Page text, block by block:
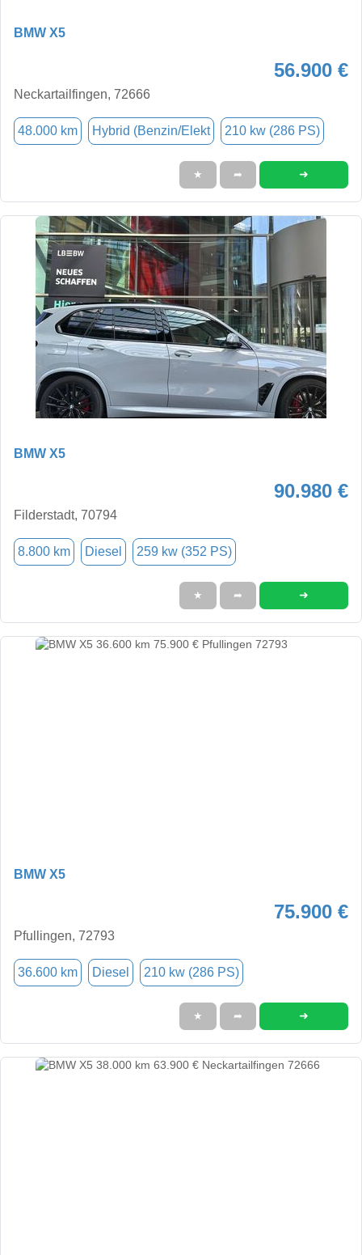
BMW X5
56.900 €
Neckartailfingen, 72666
48.000 km Hybrid (Benzin/Elekt 210 kw (286 PS)
★ ➦ ➜
BMW X5
90.980 €
Filderstadt, 70794
8.800 km Diesel 259 kw (352 PS)
★ ➦ ➜
BMW X5
75.900 €
Pfullingen, 72793
36.600 km Diesel 210 kw (286 PS)
★ ➦ ➜